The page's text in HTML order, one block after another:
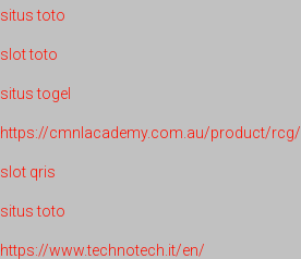
situs toto
slot toto
situs togel
https://cmnlacademy.com.au/product/rcg/
slot qris
situs toto
https://www.technotech.it/en/